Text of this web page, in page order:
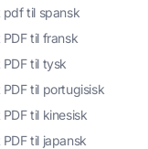
til spansk
til fransk
til tysk
til portugisisk
til kinesisk
til japansk